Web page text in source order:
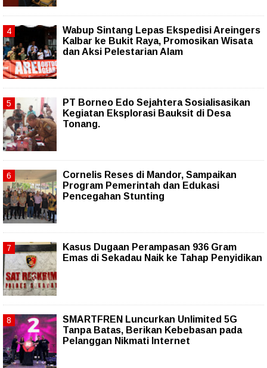
Wabup Sintang Lepas Ekspedisi Areingers
Kalbar ke Bukit Raya, Promosikan Wisata
dan Aksi Pelestarian Alam
PT Borneo Edo Sejahtera Sosialisasikan
Kegiatan Eksplorasi Bauksit di Desa
Tonang.
Cornelis Reses di Mandor, Sampaikan
Program Pemerintah dan Edukasi
Pencegahan Stunting
Kasus Dugaan Perampasan 936 Gram
Emas di Sekadau Naik ke Tahap Penyidikan
SMARTFREN Luncurkan Unlimited 5G
Tanpa Batas, Berikan Kebebasan pada
Pelanggan Nikmati Internet